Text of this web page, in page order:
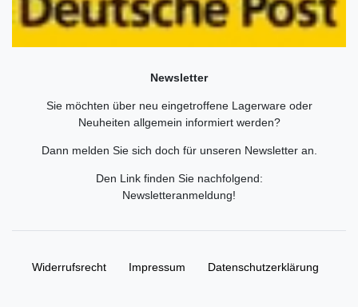
Newsletter
Sie möchten über neu eingetroffene Lagerware oder
Neuheiten allgemein informiert werden?
Dann melden Sie sich doch für unseren Newsletter an.
Den Link finden Sie nachfolgend:
Newsletteranmeldung!
Widerrufs­recht Impressum Daten­schutz­erklärung